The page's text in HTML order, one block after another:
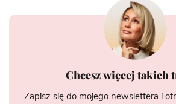
Chcesz więcej takich
Zapisz się do mojego newslettera i